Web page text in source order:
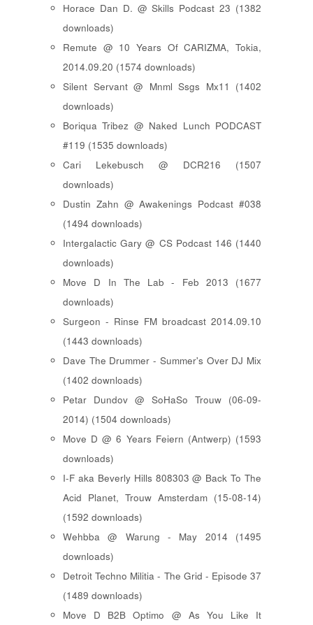
Horace Dan D. @ Skills Podcast 23 (1382
downloads)
Remute @ 10 Years Of CARIZMA, Tokia,
2014.09.20 (1574 downloads)
Silent Servant @ Mnml Ssgs Mx11 (1402
downloads)
Boriqua Tribez @ Naked Lunch PODCAST
#119 (1535 downloads)
Cari Lekebusch @ DCR216 (1507
downloads)
Dustin Zahn @ Awakenings Podcast #038
(1494 downloads)
Intergalactic Gary @ CS Podcast 146 (1440
downloads)
Move D In The Lab - Feb 2013 (1677
downloads)
Surgeon - Rinse FM broadcast 2014.09.10
(1443 downloads)
Dave The Drummer - Summer's Over DJ Mix
(1402 downloads)
Petar Dundov @ SoHaSo Trouw (06-09-
2014) (1504 downloads)
Move D @ 6 Years Feiern (Antwerp) (1593
downloads)
I-F aka Beverly Hills 808303 @ Back To The
Acid Planet, Trouw Amsterdam (15-08-14)
(1592 downloads)
Wehbba @ Warung - May 2014 (1495
downloads)
Detroit Techno Militia - The Grid - Episode 37
(1489 downloads)
Move D B2B Optimo @ As You Like It